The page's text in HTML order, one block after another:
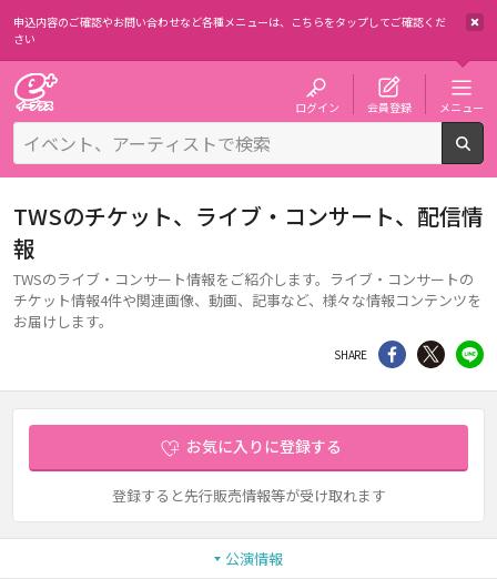
申込内容のご確認やお問い合わせなど各種メニューは、 こちらをタップしてご確認くだ
さい
ログイン 会員登録 メニュー
TWSのチケット、ライブ・コンサート、配信情
報
TWSのライブ・コンサート情報をご紹介します。ライブ・コンサートの
チケット情報4件や関連画像、動画、記事など、様々な情報コンテンツを
お届けします。
SHARE シェア Twitter
お気に入りに登録する
登録すると先行販売情報等が受け取れます
公演情報